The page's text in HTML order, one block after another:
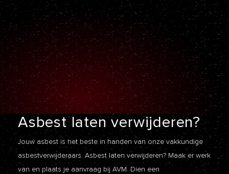
Asbest latenverwijderen?
Jouw asbest is het beste in handen van onze vakkundige
asbestverwijderaars. Asbest laten verwijderen? Maak er werk
van en plaats je aanvraag bij AVM. Dien een